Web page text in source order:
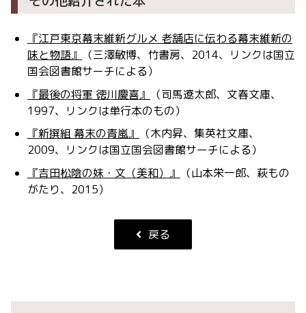
『江戸東京幕末維新グルメ 老舗店に伝わる幕末維新の
味と物語』
（三澤敏博、竹書房、2014、リンクは国立
国会図書館サーチによる）
『最後の将軍 徳川慶喜』
（司馬遼太郎、文春文庫、
1997、リンクは単行本のもの）
『新撰組 幕末の青嵐』
（木内昇、集英社文庫、
2009、リンクは国立国会図書館サーチによる）
『吉田松陰の妹・文（美和）』
（山本栄一郎、萩もの
がたり、2015）
戻る